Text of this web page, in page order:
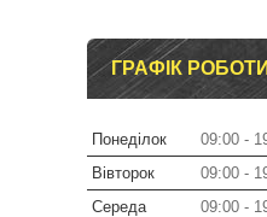
ГРАФІК РОБОТИ
Понеділок 09:00
Вівторок
09:00
Середа
09:00